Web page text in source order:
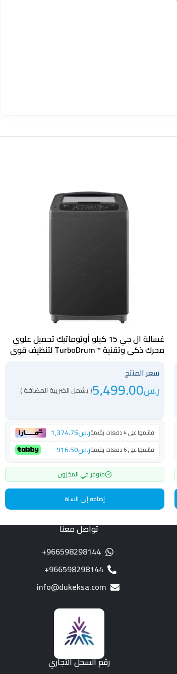
غسالة ال جي 15 كيلو أوتوماتيك تحميل علوي
محرك ذكي وتقنية ™TurboDrum لتنظيف قوي
سعر المنتج
ر.س5,499.00( يشمل الضريبة المضافة )
قسّمها على 4 دفعات بقيمة ر.س1,374.75
قسّمها على 6 دفعات بقيمة ر.س916.50
متوفر في المخزون
إضافة إلى السلة
تواصل معنا
966598298144+
966598298144+
info@dukeksa.com
رقم السجل التجاري